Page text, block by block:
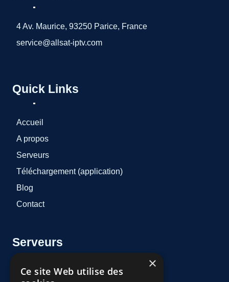
4 Av. Maurice, 93250 Parice, France
service@allsat-iptv.com
Quick Links
Accueil
A propos
Serveurs
Téléchargement (application)
Blog
Contact
Serveurs
AtlasPro
×
Ce site Web utilise des